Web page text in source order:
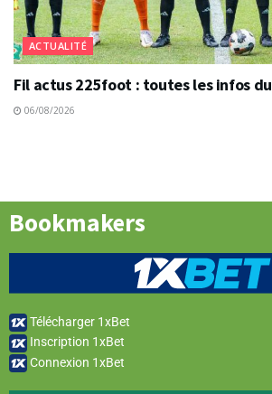
ACTUALITÉ
Fil actus 225foot : toutes les infos
06/08/2026
Bookmakers
Télécharger 1xBet
Inscription 1xBet
Connexion 1xBet